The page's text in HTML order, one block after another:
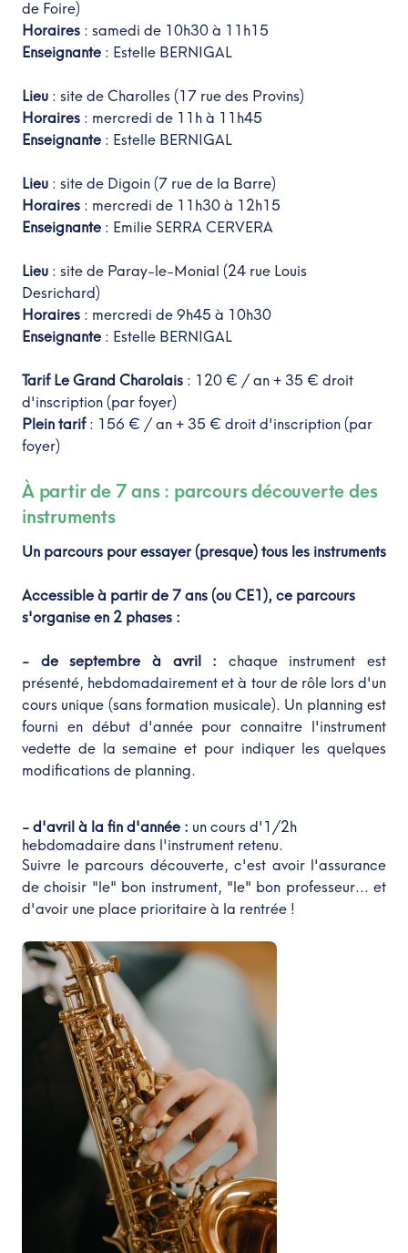
de Foire)
Horaires : samedi de 10h30 à 11h15
Enseignante : Estelle BERNIGAL
Lieu : site de Charolles (17 rue des Provins)
Horaires : mercredi de 11h à 11h45
Enseignante : Estelle BERNIGAL
Lieu : site de Digoin (7 rue de la Barre)
Horaires : mercredi de 11h30 à 12h15
Enseignante : Emilie SERRA CERVERA
Lieu : site de Paray-le-Monial (24 rue Louis
Desrichard)
Horaires : mercredi de 9h45 à 10h30
Enseignante : Estelle BERNIGAL
Tarif Le Grand Charolais : 120 € / an + 35 € droit
d'inscription (par foyer)
Plein tarif : 156 € / an + 35 € droit d'inscription (par
foyer)
À partir de 7 ans : parcours découverte des
instruments
Un parcours pour essayer (presque) tous les instruments
Accessible à partir de 7 ans (ou CE1), ce parcours
s'organise en 2 phases :
- de septembre à avril : chaque instrument est
présenté, hebdomadairement et à tour de rôle lors d'un
cours unique (sans formation musicale). Un planning est
fourni en début d'année pour connaitre l'instrument
vedette de la semaine et pour indiquer les quelques
modifications de planning.
- d'avril à la fin d'année : un cours d'1/2h
hebdomadaire dans l'instrument retenu.
Suivre le parcours découverte, c'est avoir l'assurance
de choisir "le" bon instrument, "le" bon professeur... et
d'avoir une place prioritaire à la rentrée !